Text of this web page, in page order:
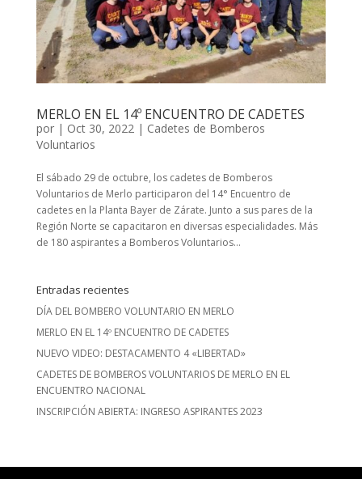
MERLO EN EL 14º ENCUENTRO DE CADETES
por | Oct 30, 2022 | Cadetes de Bomberos
Voluntarios
El sábado 29 de octubre, los cadetes de Bomberos
Voluntarios de Merlo participaron del 14° Encuentro de
cadetes en la Planta Bayer de Zárate. Junto a sus pares de la
Región Norte se capacitaron en diversas especialidades. Más
de 180 aspirantes a Bomberos Voluntarios...
Entradas recientes
DÍA DEL BOMBERO VOLUNTARIO EN MERLO
MERLO EN EL 14º ENCUENTRO DE CADETES
NUEVO VIDEO: DESTACAMENTO 4 «LIBERTAD»
CADETES DE BOMBEROS VOLUNTARIOS DE MERLO EN EL
ENCUENTRO NACIONAL
INSCRIPCIÓN ABIERTA: INGRESO ASPIRANTES 2023